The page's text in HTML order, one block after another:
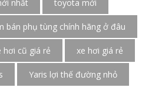
nhất toyota mới
bán phụ tùng chính hãng ở đâu
hơi cũ giá rẻ xe hơi giá rẻ
Yaris lợi thế đường nhỏ